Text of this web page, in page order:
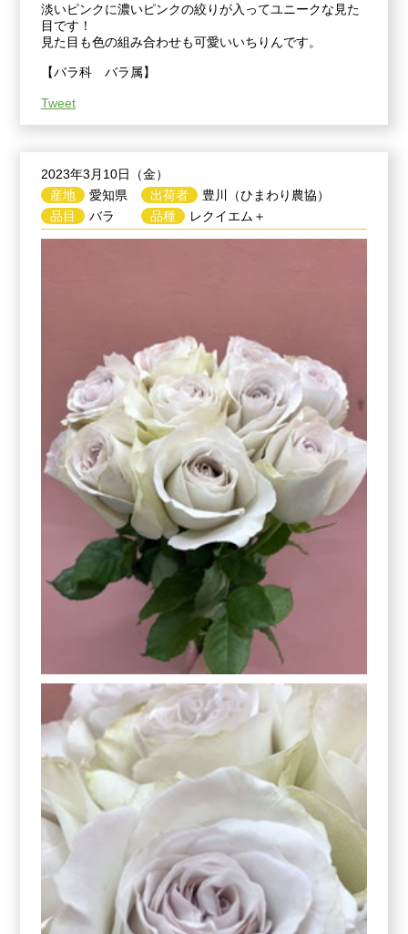
淡いピンクに濃いピンクの絞りが入ってユニークな見た
目です！
見た目も色の組み合わせも可愛いいちりんです。
【バラ科 バラ属】
Tweet
2023年3月10日（金）
産地
愛知県
品目
バラ
出荷者
豊川（ひまわり農協）
品種
レクイエム＋